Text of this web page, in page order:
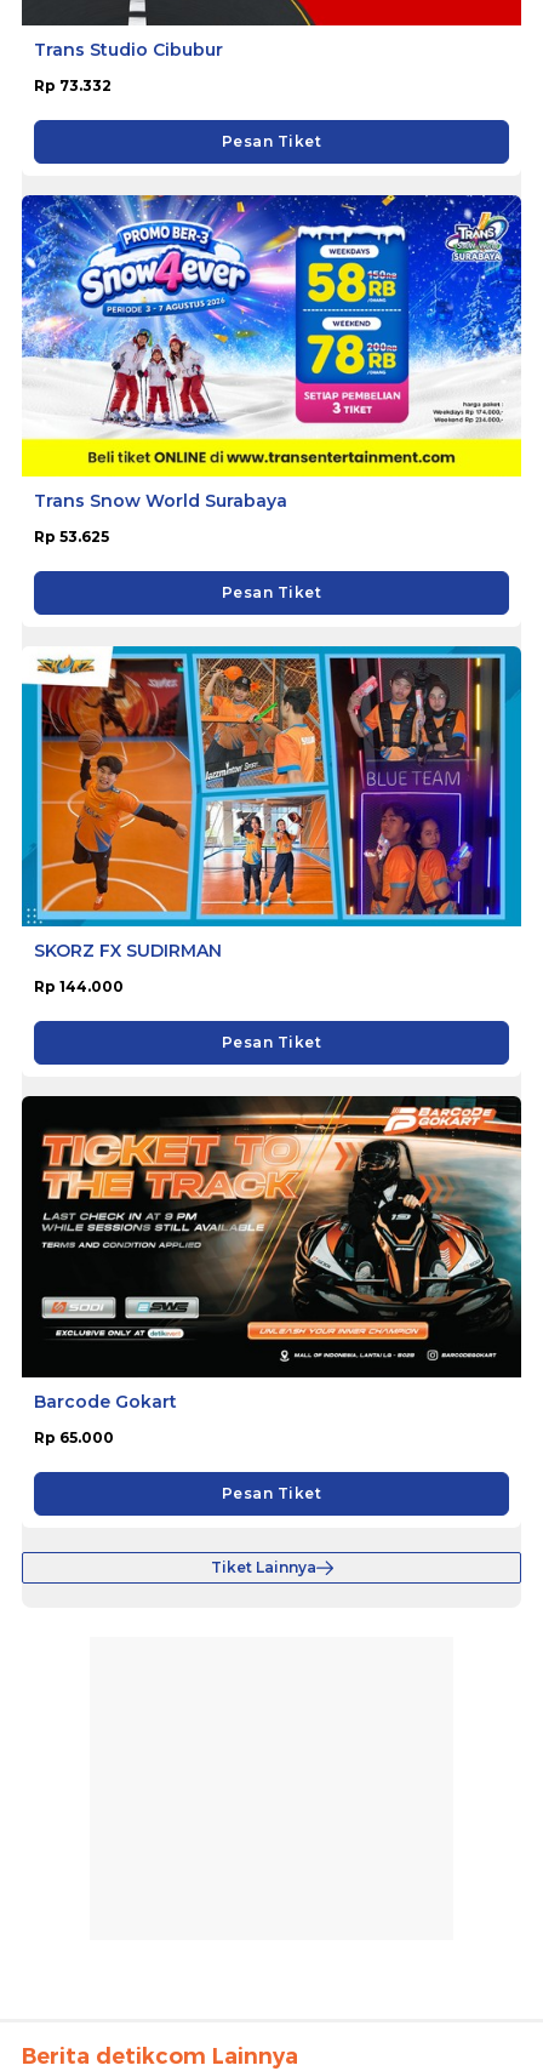
Trans Studio Cibubur
Rp 73.332
Pesan Tiket
Trans Snow World Surabaya
Rp 53.625
Pesan Tiket
SKORZ FX SUDIRMAN
Rp 144.000
Pesan Tiket
Barcode Gokart
Rp 65.000
Pesan Tiket
Tiket Lainnya
Berita detikcom Lainnya